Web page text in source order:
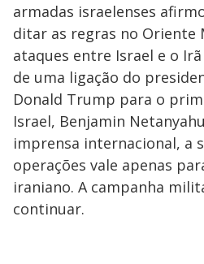
armadas israelenses
ditar as regras no Oriente
ataques entre Israel e o
de uma ligação do
Donald Trump para o
Israel, Benjamin
imprensa internacional, a
operações vale apenas
iraniano. A campanha
continuar.